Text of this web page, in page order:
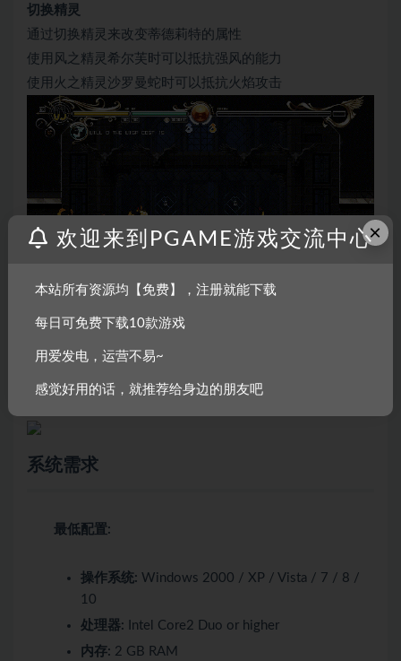
切换精灵
通过切换精灵来改变蒂德莉特的属性
使用风之精灵希尔芙时可以抵抗强风的能力
使用火之精灵沙罗曼蛇时可以抵抗火焰攻击
使唤的精灵会升级，精灵等级会体现在蒂德莉特本人的力
量上
系统需求
最低配置:
操作系统: Windows 2000 / XP / Vista / 7 / 8 /
10
处理器: Intel Core2 Duo or higher
内存: 2 GB RAM
×
欢迎来到PGAME游戏交流中心
本站所有资源均【免费】，注册就能下载
每日可免费下载10款游戏
用爱发电，运营不易~
感觉好用的话，就推荐给身边的朋友吧